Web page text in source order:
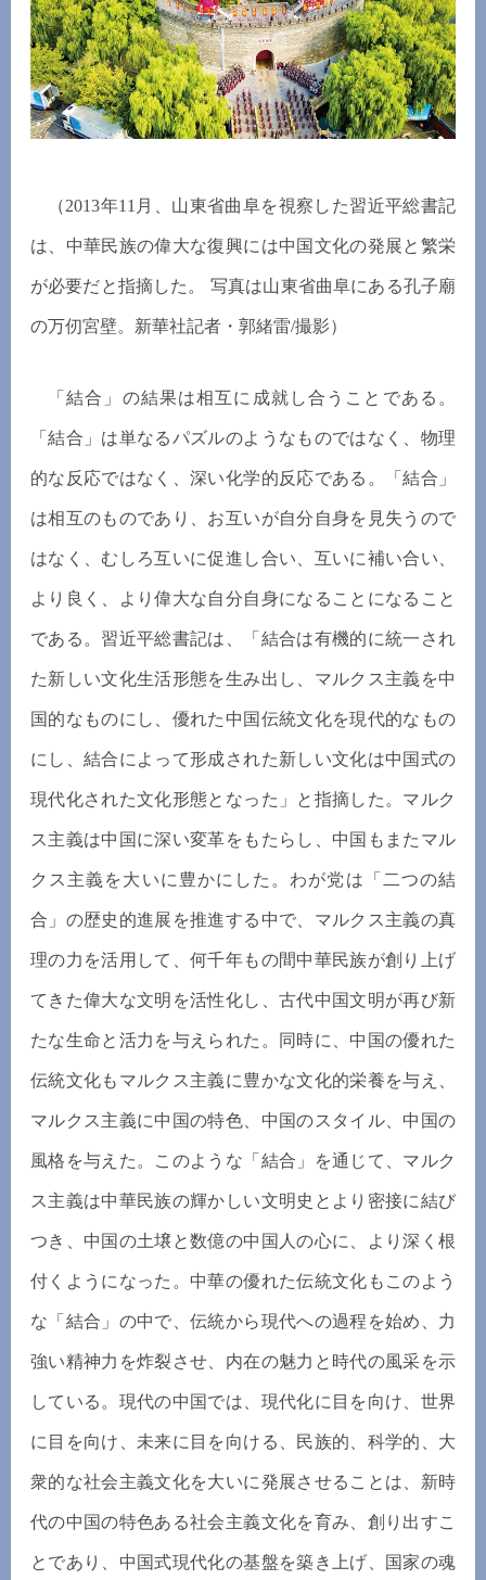
（2013年11月、山東省曲阜を視察した習近平総書記
は、中華民族の偉大な復興には中国文化の発展と繁栄
が必要だと指摘した。 写真は山東省曲阜にある孔子廟
の万仞宮壁。新華社記者・郭緒雷/撮影）
「結合」の結果は相互に成就し合うことである。
「結合」は単なるパズルのようなものではなく、物理
的な反応ではなく、深い化学的反応である。「結合」
は相互のものであり、お互いが自分自身を見失うので
はなく、むしろ互いに促進し合い、互いに補い合い、
より良く、より偉大な自分自身になることになること
である。習近平総書記は、「結合は有機的に統一され
た新しい文化生活形態を生み出し、マルクス主義を中
国的なものにし、優れた中国伝統文化を現代的なもの
にし、結合によって形成された新しい文化は中国式の
現代化された文化形態となった」と指摘した。マルク
ス主義は中国に深い変革をもたらし、中国もまたマル
クス主義を大いに豊かにした。わが党は「二つの結
合」の歴史的進展を推進する中で、マルクス主義の真
理の力を活用して、何千年もの間中華民族が創り上げ
てきた偉大な文明を活性化し、古代中国文明が再び新
たな生命と活力を与えられた。同時に、中国の優れた
伝統文化もマルクス主義に豊かな文化的栄養を与え、
マルクス主義に中国の特色、中国のスタイル、中国の
風格を与えた。このような「結合」を通じて、マルク
ス主義は中華民族の輝かしい文明史とより密接に結び
つき、中国の土壌と数億の中国人の心に、より深く根
付くようになった。中華の優れた伝統文化もこのよう
な「結合」の中で、伝統から現代への過程を始め、力
強い精神力を炸裂させ、内在の魅力と時代の風采を示
している。現代の中国では、現代化に目を向け、世界
に目を向け、未来に目を向ける、民族的、科学的、大
衆的な社会主義文化を大いに発展させることは、新時
代の中国の特色ある社会主義文化を育み、創り出すこ
とであり、中国式現代化の基盤を築き上げ、国家の魂